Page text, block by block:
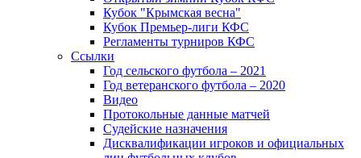
Кубок "Крымская весна"
Кубок Премьер-лиги КФС
Регламенты турниров КФС
Ссылки
Год сельского футбола – 2021
Год ветеранского футбола – 2020
Видео
Протокольные данные матчей
Судейские назначения
Дисквалификации игроков и официальных